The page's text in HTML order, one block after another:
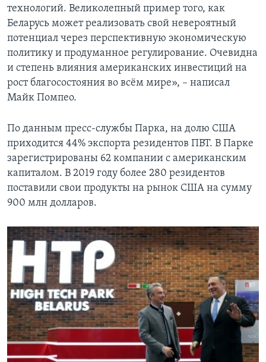
технологий. Великолепный пример того, как
Беларусь может реализовать свой невероятный
потенциал через перспективную экономическую
политику и продуманное регулирование. Очевидна
и степень влияния американских инвестиций на
рост благосостояния во всём мире», – написал
Майк Помпео.
По данным пресс-службы Парка, на долю США
приходится 44% экспорта резидентов ПВТ. В Парке
зарегистрированы 62 компании с американским
капиталом. В 2019 году более 280 резидентов
поставили свои продукты на рынок США на сумму
900 млн долларов.